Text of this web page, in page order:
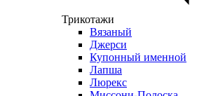
Трикотажи
Вязаный
Джерси
Купонный именной
Лапша
Люрекс